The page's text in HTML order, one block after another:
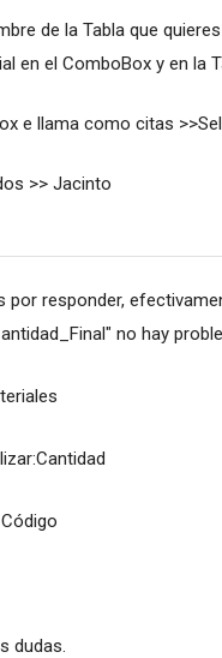
de la Tabla que
en el ComboBox y en la
e llama como citas
>> Jacinto
por responder,
no hay
dudas.